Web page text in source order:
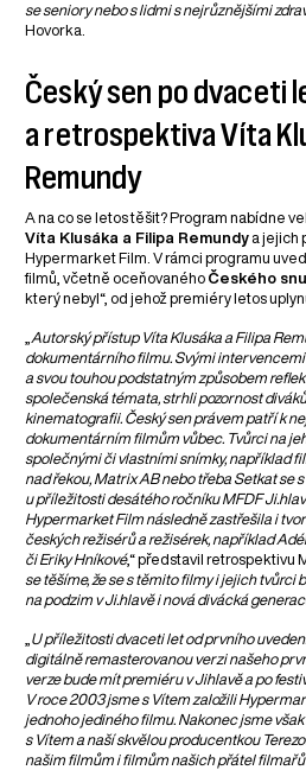
se seniory nebo s lidmi s nejrůznějšími
Hovorka.
Český sen po dvaceti
a retrospektiva Víta
Remundy
A na co se letos těšit? Program nabídne
Víta Klusáka a Filipa Remundy a jejich
Hypermarket Film. V rámci programu
filmů, včetně oceňovaného Českého snu
který nebyl“, od jehož premiéry letos
Autorský přístup Víta Klusáka a Filipa
dokumentárního filmu. Svými intervencemi
a svou touhou podstatným způsobem
společenská témata, strhli pozornost
kinematografii. Český sen právem patří k
dokumentárním filmům vůbec. Tvůrci na
společnými či vlastními snímky, například
nad řekou, Matrix AB nebo třeba Setkat se
u příležitosti desátého ročníku MFDF
Hypermarket Film následně zastřešila i
českých režisérů a režisérek, například
či Eriky Hníkové,“ představil retrospektivu
se těšíme, že se s těmito filmy i jejich tvůrci
na podzim v Ji.hlavě i nová divácká
U příležitosti dvaceti let od prvního
digitálně remasterovanou verzi našeho
verze bude mít premiéru v Jihlavě a po
V roce 2003 jsme s Vítem založili
jednoho jediného filmu. Nakonec jsme
s Vítem a naší skvělou producentkou
našim filmům i filmům našich přátel